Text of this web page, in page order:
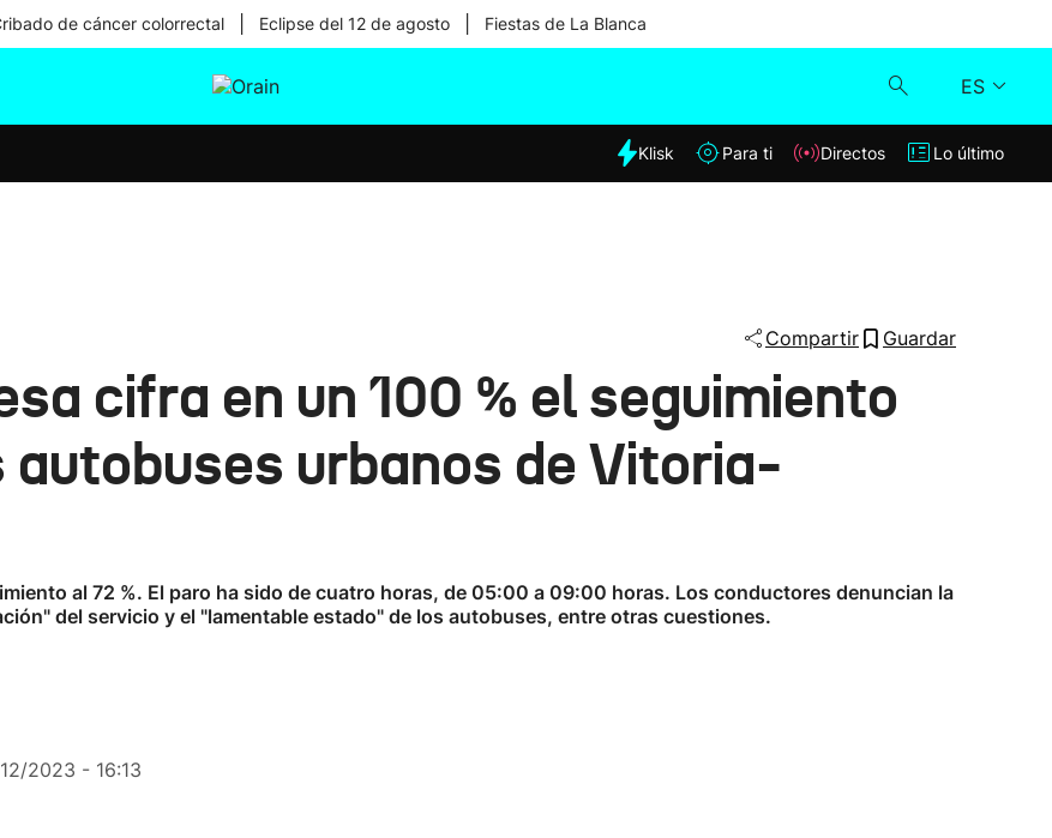
de cáncer colorrectal Eclipse del 12 de agosto Fiestas de La Blanca
ES
Klisk
Klisk Para ti Directos Lo último
Compartir Guardar
cifra en un 100 % el seguimiento
autobuses urbanos de Vitoria-
al 72 %. El paro ha sido de cuatro horas, de 05:00 a 09:00 horas. Los conductores denuncian la
del servicio y el "lamentable estado" de los autobuses, entre otras cuestiones.
2023 - 16:13